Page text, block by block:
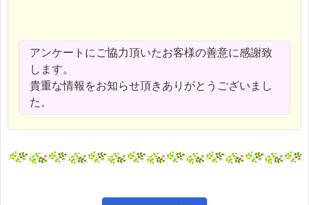
アンケートにご協力頂いたお客様の善意に感謝致
します。
貴重な情報をお知らせ頂きありがとうございまし
た。